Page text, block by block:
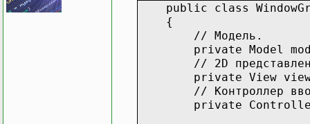
//
{
}
//
public class
{
// Модель.
private Model
// 2D
private View
// Контроллер ввода
private Controller